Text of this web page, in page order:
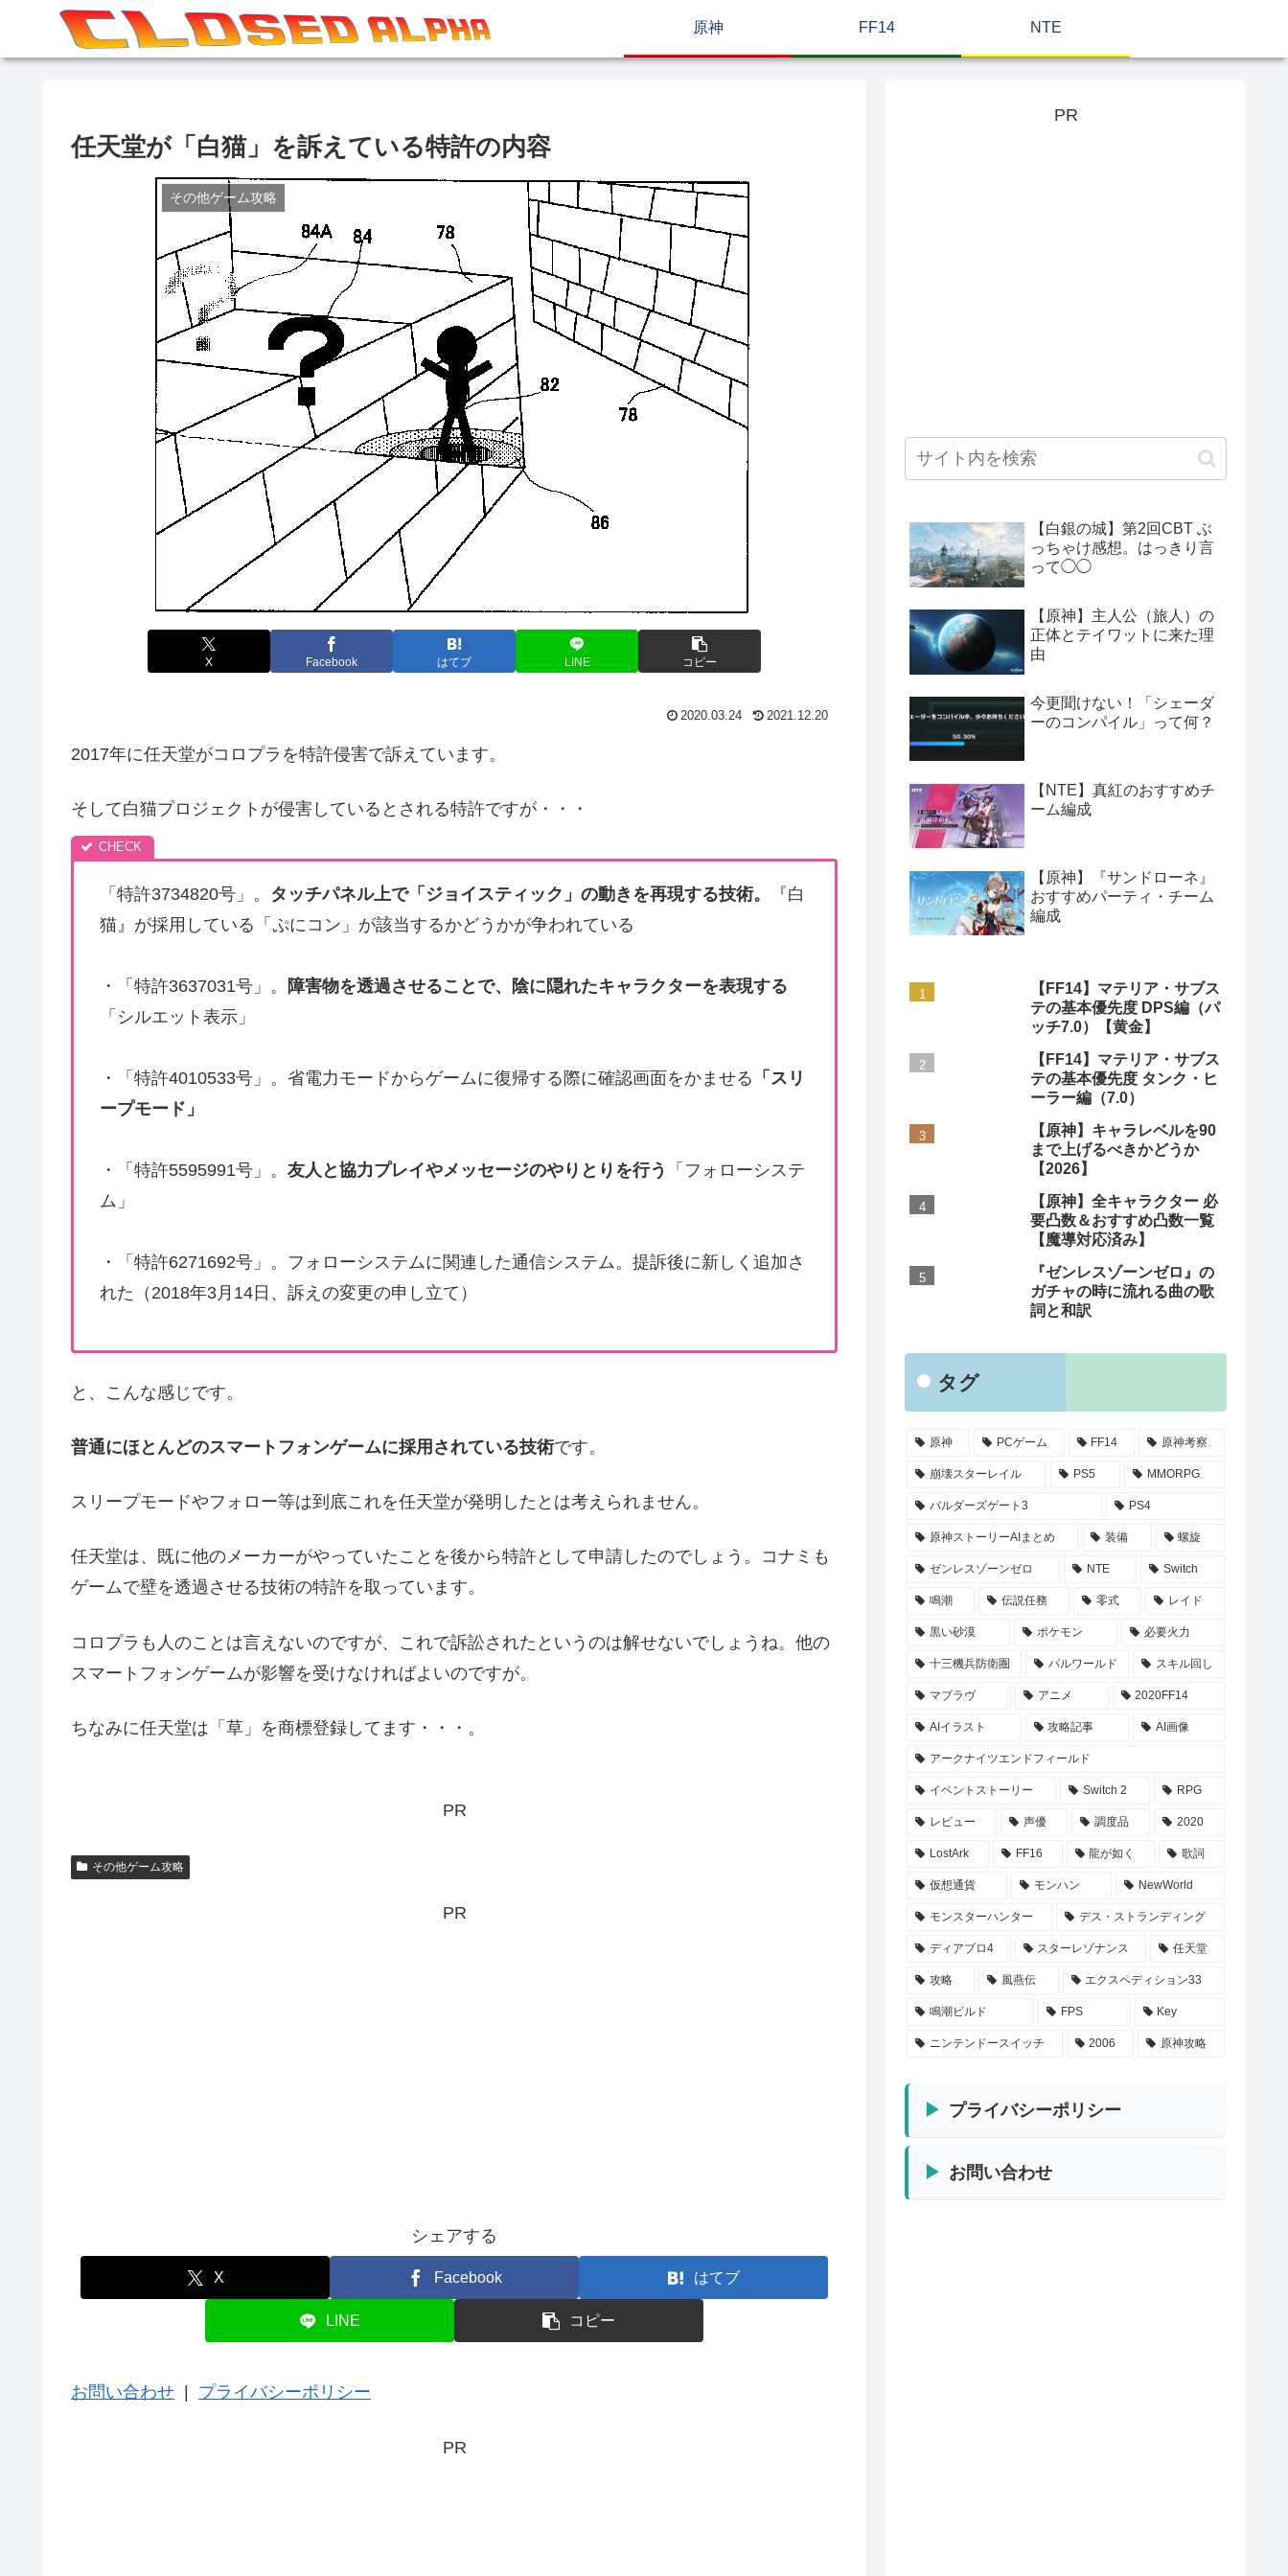
原神 FF14 NTE
任天堂が「白猫」を訴えている特許の内容
その他ゲーム攻略
X Facebook はてブ LINE コピー
2020.03.24 2021.12.20
2017年に任天堂がコロプラを特許侵害で訴えています。
そして白猫プロジェクトが侵害しているとされる特許ですが・・・
「特許3734820号」。 タッチパネル上で「ジョイスティック」の動きを再現する技術。
『白
猫』が採用している「ぷにコン」が該当するかどうかが争われている
・「特許3637031号」。 障害物を透過させることで、陰に隠れたキャラクターを表現する
「シルエット表示」
・「特許4010533号」。省電力モードからゲームに復帰する際に確認画面をかませる 「スリ
ープモード」
・「特許5595991号」。 友人と協力プレイやメッセージのやりとりを行う
「フォローシステ
ム」
・「特許6271692号」。フォローシステムに関連した通信システム。提訴後に新しく追加さ
れた（2018年3月14日、訴えの変更の申し立て）
と、こんな感じです。
普通にほとんどのスマートフォンゲームに採用されている技術です。
スリープモードやフォロー等は到底これを任天堂が発明したとは考えられません。
任天堂は、既に他のメーカーがやっていたことを後から特許として申請したのでしょう。コナミも
ゲームで壁を透過させる技術の特許を取っています。
コロプラも人のことは言えないのですが、これで訴訟されたというのは解せないでしょうね。他の
スマートフォンゲームが影響を受けなければよいのですが。
ちなみに任天堂は「草」を商標登録してます・・・。
PR
その他ゲーム攻略
PR
シェアする
X Facebook はてブ
LINE コピー
お問い合わせ プライバシーポリシー
PR
PR
【白銀の城】第2回CBT ぶ
っちゃけ感想。はっきり言
って◯◯
【原神】主人公（旅人）の
正体とテイワットに来た理
由
今更聞けない！「シェーダ
ーのコンパイル」って何？
【NTE】真紅のおすすめチ
ーム編成
【原神】『サンドローネ』
おすすめパーティ・チーム
編成
【FF14】マテリア・サブス
テの基本優先度 DPS編（パ
ッチ7.0）【黄金】
【FF14】マテリア・サブス
テの基本優先度 タンク・ヒ
ーラー編（7.0）
【原神】キャラレベルを90
まで上げるべきかどうか
【2026】
【原神】全キャラクター 必
要凸数＆おすすめ凸数一覧
【魔導対応済み】
『ゼンレスゾーンゼロ』の
ガチャの時に流れる曲の歌
詞と和訳
タグ
原神 PCゲーム FF14 原神考察
崩壊スターレイル PS5 MMORPG
バルダーズゲート3 PS4
原神ストーリーAIまとめ 装備 螺旋
ゼンレスゾーンゼロ NTE Switch
鳴潮 伝説任務 零式 レイド
黒い砂漠 ポケモン 必要火力
十三機兵防衛圏 パルワールド スキル回し
マブラヴ アニメ 2020FF14
AIイラスト 攻略記事 AI画像
アークナイツエンドフィールド
イベントストーリー Switch 2 RPG
レビュー 声優 調度品 2020
LostArk FF16 龍が如く 歌詞
仮想通貨 モンハン NewWorld
モンスターハンター デス・ストランディング
ディアブロ4 スターレゾナンス 任天堂
攻略 風燕伝 エクスペディション33
鳴潮ビルド FPS Key
ニンテンドースイッチ 2006 原神攻略
プライバシーポリシー
お問い合わせ